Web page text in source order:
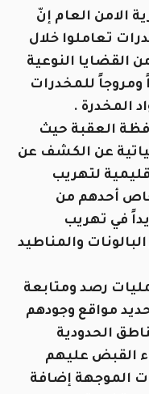
الامن العام إنّ
تعاملوا خلال
القضايا النوعية
خلالها على 13 تاجراً ومروجاً للمخدرات
المخدرة .
العقبة حيث
عن الكشف عن
لتهريب
أحدهم من
في تهريب
والمناطيد
رصد ومتابعة
مواقع وجودهم
الحدودية
القبض عليهم
الموجهة إضافة